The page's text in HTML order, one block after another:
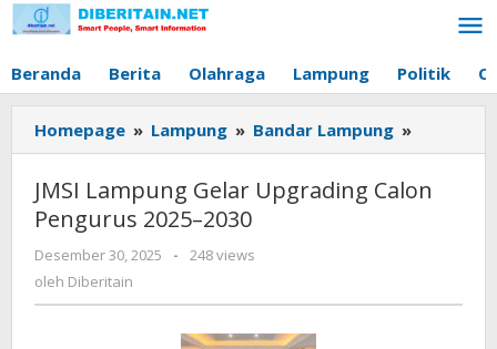
Lewati
ke
Beranda Berita Olahraga Lampung Politik
Homepage » Lampung » Bandar Lampung »
Lampung
2030
JMSI Lampung Gelar Upgrading Calon
Pengurus 2025–2030
Desember 30, 2025
oleh
-
248 views
oleh Diberitain